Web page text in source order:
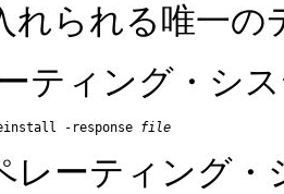
れられる唯一の
ティング・シ
-response file
レーティング